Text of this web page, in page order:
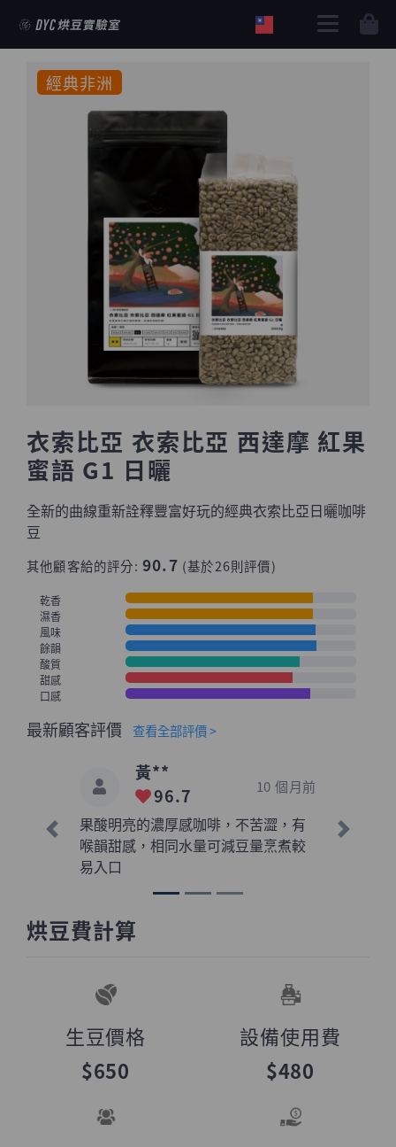
經典非洲
衣索比亞 衣索比亞 西達摩 紅果
蜜語 G1 日曬
全新的曲線重新詮釋豐富好玩的經典衣索比亞日曬咖啡
豆
其他顧客給的評分: 90.7 (基於26則評價)
乾香
濕香
風味
餘韻
酸質
甜感
口感
最新顧客評價 查看全部評價 >
黃**
96.7
10 個月前
果酸明亮的濃厚感咖啡，不苦澀，有
喉韻甜感，相同水量可減豆量烹煮較
易入口
上一則 下一則
烘豆費計算
生豆價格
$650
設備使用費
$480